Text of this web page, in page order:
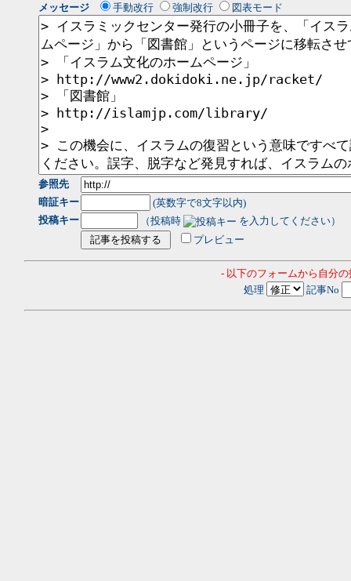
メッセージ
手動改行 強制改行 図表モード
参照先
暗証キー
(英数字で8文字以内)
投稿キー
（投稿時
を入力してください）
プレビュー
- 以下のフォームから自分
処理
記事No